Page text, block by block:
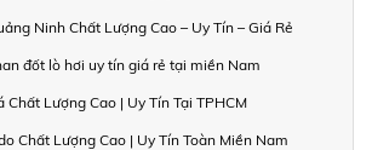
Ninh Chất Lượng Cao – Uy Tín – Giá Rẻ
đốt lò hơi uy tín giá rẻ tại miền Nam
Chất Lượng Cao | Uy Tín Tại TPHCM
Chất Lượng Cao | Uy Tín Toàn Miền Nam